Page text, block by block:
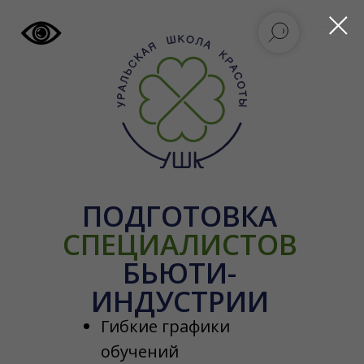
ПОДГОТОВКА
СПЕЦИАЛИСТОВ
БЬЮТИ-
ИНДУСТРИИ
Гибкие графики
обучений